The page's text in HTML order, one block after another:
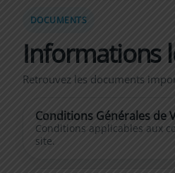
DOCUMENTS
Informations
Retrouvez les documents
Conditions Générales de
Conditions applicables aux
site.